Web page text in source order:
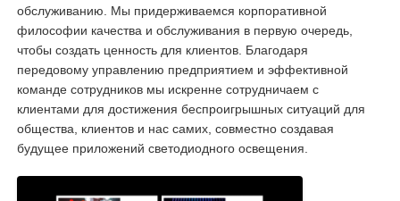
обслуживанию. Мы придерживаемся корпоративной
философии качества и обслуживания в первую очередь,
чтобы создать ценность для клиентов. Благодаря
передовому управлению предприятием и эффективной
команде сотрудников мы искренне сотрудничаем с
клиентами для достижения беспроигрышных ситуаций для
общества, клиентов и нас самих, совместно создавая
будущее приложений светодиодного освещения.